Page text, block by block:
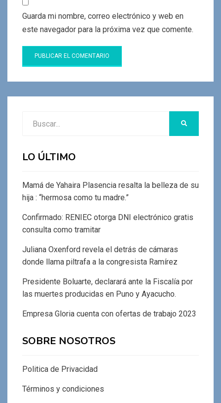
Guarda mi nombre, correo electrónico y web en
este navegador para la próxima vez que comente.
LO ÚLTIMO
Mamá de Yahaira Plasencia resalta la belleza de su
hija : “hermosa como tu madre.”
Confirmado: RENIEC otorga DNI electrónico gratis
consulta como tramitar
Juliana Oxenford revela el detrás de cámaras
donde llama piltrafa a la congresista Ramírez
Presidente Boluarte, declarará ante la Fiscalía por
las muertes producidas en Puno y Ayacucho.
Empresa Gloria cuenta con ofertas de trabajo 2023
SOBRE NOSOTROS
Politica de Privacidad
Términos y condiciones